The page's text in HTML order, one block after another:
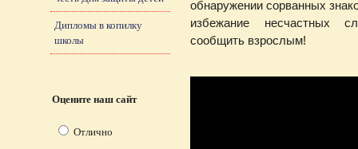
обнаружении сорванных
избежание несчастных
сообщить взрослым!
Дипломы в копилку
школы
Оцените наш сайт
Отлично